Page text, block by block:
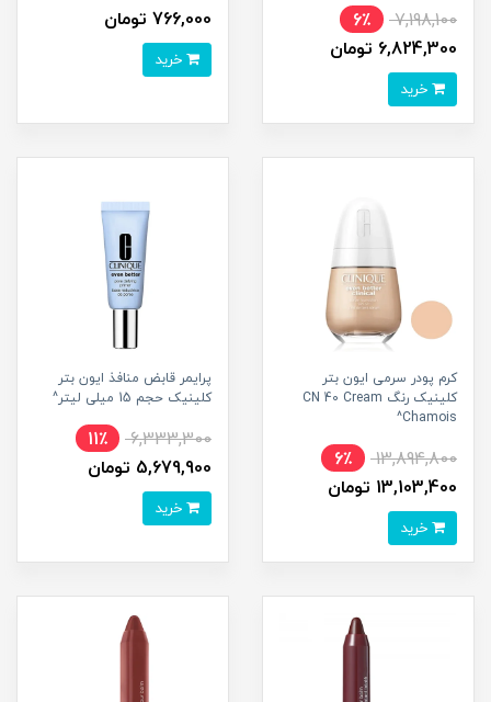
7,198,100
6٪
6,824,300 تومان
766,000 تومان
کرم پودر سرمی ایون بتر
کلینیک رنگ CN 40 Cream
Chamois^
13,894,800
6٪
13,103,400 تومان
پرایمر قابض منافذ ایون بتر
کلینیک حجم 15 میلی لیتر^
6,333,300
11٪
5,679,900 تومان